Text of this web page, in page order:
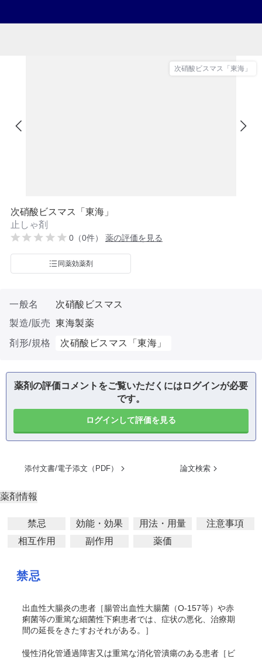
次硝酸ビスマス「東海」
次硝酸ビスマス「東海」
止しゃ剤
0（0件） 薬の評価を見る
同薬効薬剤
一般名
次硝酸ビスマス
製造/販売 東海製薬
剤形/規格
次硝酸ビスマス「東海」
薬剤の評価コメントをご覧いただくにはログインが必要
です。
ログインして評価を見る
添付文書/電子添文（PDF） 論文検索
薬剤情報
禁忌 効能・効果 用法・用量
注意事項
相互作用
副作用 薬価
禁忌
出血性大腸炎の患者［腸管出血性大腸菌（O-157等）や赤
痢菌等の重篤な細菌性下痢患者では、症状の悪化、治療期
間の延長をきたすおそれがある。］
慢性消化管通過障害又は重篤な消化管潰瘍のある患者［ビ